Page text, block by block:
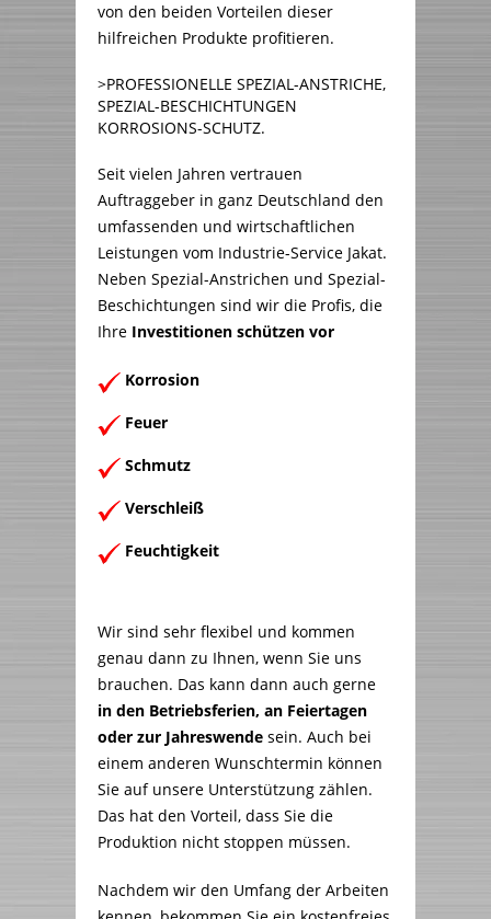
von den beiden Vorteilen dieser
hilfreichen Produkte profitieren.
>PROFESSIONELLE SPEZIAL-ANSTRICHE,
SPEZIAL-BESCHICHTUNGEN
KORROSIONS-SCHUTZ.
Seit vielen Jahren vertrauen
Auftraggeber in ganz Deutschland den
umfassenden und wirtschaftlichen
Leistungen vom Industrie-Service Jakat.
Neben Spezial-Anstrichen und Spezial-
Beschichtungen sind wir die Profis, die
Ihre Investitionen schützen vor
Korrosion
Feuer
Schmutz
Verschleiß
Feuchtigkeit
Wir sind sehr flexibel und kommen
genau dann zu Ihnen, wenn Sie uns
brauchen. Das kann dann auch gerne
in den Betriebsferien, an Feiertagen
oder zur Jahreswende sein. Auch bei
einem anderen Wunschtermin können
Sie auf unsere Unterstützung zählen.
Das hat den Vorteil, dass Sie die
Produktion nicht stoppen müssen.
Nachdem wir den Umfang der Arbeiten